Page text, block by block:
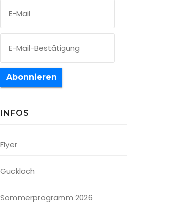
Abonnieren
INFOS
Flyer
Guckloch
Sommerprogramm 2026